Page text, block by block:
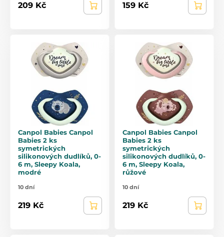
209 Kč 159 Kč
Canpol Babies Canpol
Babies 2 ks
symetrických
silikonových dudlíků, 0-
6 m, Sleepy Koala,
modré
10 dní
219 Kč
Canpol Babies Canpol
Babies 2 ks
symetrických
silikonových dudlíků, 0-
6 m, Sleepy Koala,
růžové
10 dní
219 Kč